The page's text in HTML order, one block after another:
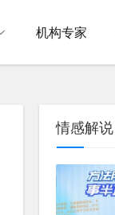
机构专家
情感解说